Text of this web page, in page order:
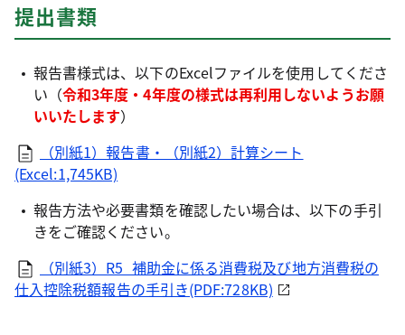
提出書類
報告書様式は、以下のExcelファイルを使用してくださ
い（令和3年度・4年度の様式は再利用しないようお願
いいたします）
（別紙1）報告書・（別紙2）計算シート
(Excel:1,745KB)
報告方法や必要書類を確認したい場合は、以下の手引
きをご確認ください。
（別紙3）R5_補助金に係る消費税及び地方消費税の
仕入控除税額報告の手引き(PDF:728KB)